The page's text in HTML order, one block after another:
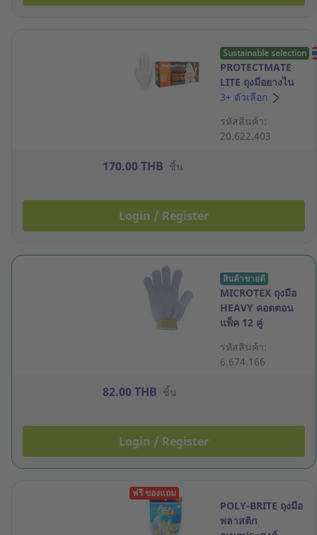
Sustainable selection
PROTECTMATE
LITE ถุงมือยางไน
ไตรล์ สีขาว 3.5
100 ชิ้น
3+ ตัวเลือก
รหัสสินค้า:
20.622.403
170.00 THB ชิ้น
Login / Register
สินค้าขายดี
MICROTEX ถุงมือ
HEAVY คอตตอน
แพ็ค 12 คู่
รหัสสินค้า:
6.674.166
82.00 THB ชิ้น
Login / Register
ฟรี ของแถม
POLY-BRITE ถุงมือ
พลาสติก